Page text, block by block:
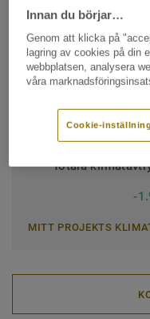
Klassificering för
Quality & environment
Rulle (1 artikel)
Totala
-
MITT PROJEKTS
Innan du börjar…
Genom att klicka på
lagring av cookies på din
webbplatsen, analysera
våra
Cookie-